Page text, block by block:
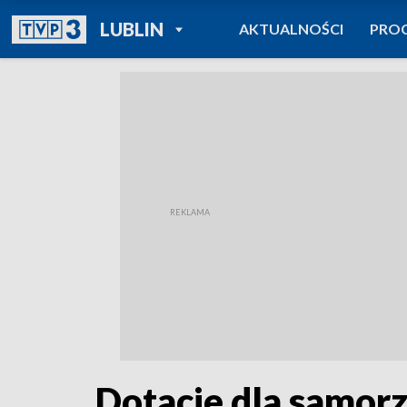
LUBLINPOWRÓT DO
TVP REGIONY
AKTUALNOŚCI